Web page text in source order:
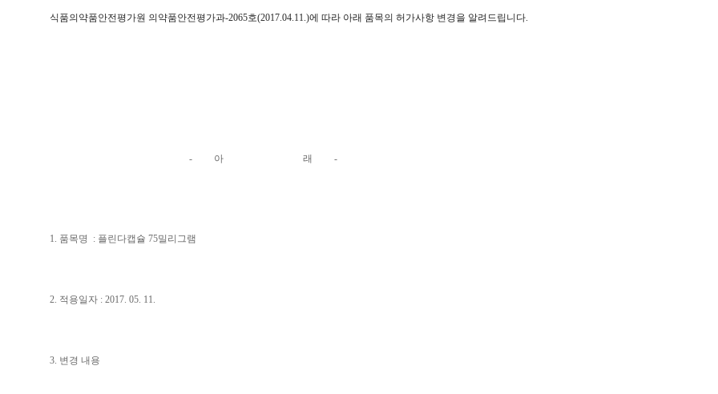
식품의약품안전평가원 의약품안전평가과-2065호(2017.04.11.)에 따라 아래 품목의 허가사항 변경을 알려드립니다.
- 아 래 -
1. 품목명 : 플린다캡슐 75밀리그램
2. 적용일자 : 2017. 05. 11.
3. 변경 내용